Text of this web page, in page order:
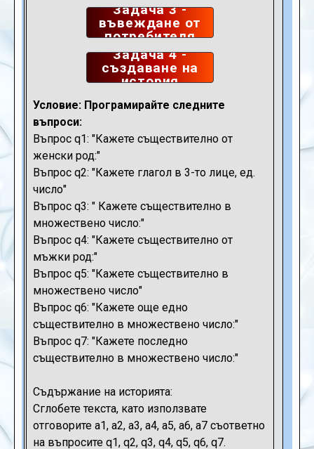
Задача 3 -
въвеждане от
потребителя
Задача 4 -
създаване на
история
Условие: Програмирайте следните
въпроси:
Въпрос q1: "Кажете съществително от
женски род:"
Въпрос q2: "Кажете глагол в 3-то лице, ед.
число"
Въпрос q3: " Кажете съществително в
множествено число:"
Въпрос q4: "Кажете съществително от
мъжки род:"
Въпрос q5: "Кажете съществително в
множествено число"
Въпрос q6: "Кажете още едно
съществително в множествено число:"
Въпрос q7: "Кажете последно
съществително в множествено число:"
Съдържание на историята:
Сглобете текста, като използвате
отговорите a1, a2, a3, a4, a5, a6, a7 съответно
на въпросите q1, q2, q3, q4, q5, q6, q7.